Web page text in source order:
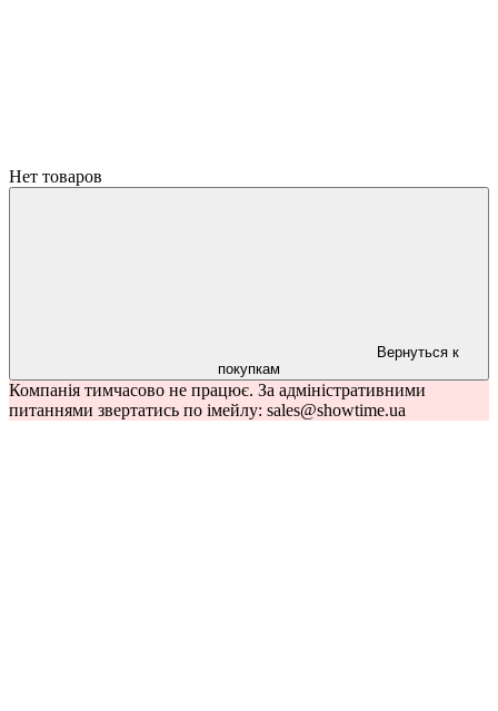
Нет товаров
Вернуться к
покупкам
Компанія тимчасово не працює. За адміністративними
питаннями звертатись по імейлу: sales@showtime.ua